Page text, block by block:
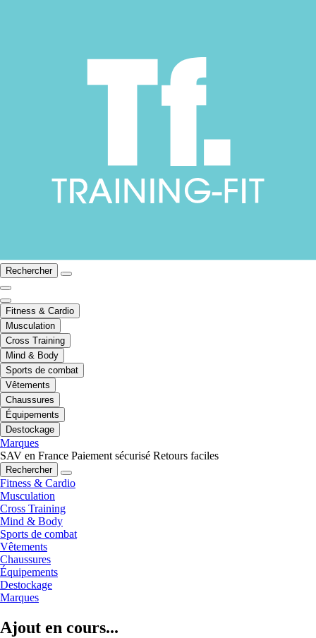
Rechercher
Fitness & Cardio
Musculation
Cross Training
Mind & Body
Sports de combat
Vêtements
Chaussures
Équipements
Destockage
Marques
SAV en France Paiement sécurisé Retours faciles
Rechercher
Fitness & Cardio
Musculation
Cross Training
Mind & Body
Sports de combat
Vêtements
Chaussures
Équipements
Destockage
Marques
Ajout en cours...